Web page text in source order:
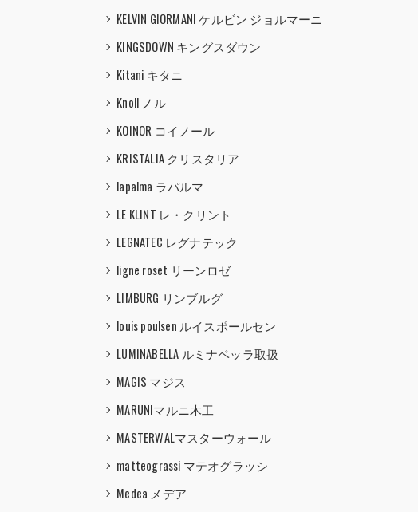
KELVIN GIORMANI ケルビン ジョルマーニ
KINGSDOWN キングスダウン
Kitani キタニ
Knoll ノル
KOINOR コイノール
KRISTALIA クリスタリア
lapalma ラパルマ
LE KLINT レ・クリント
LEGNATEC レグナテック
ligne roset リーンロゼ
LIMBURG リンブルグ
louis poulsen ルイスポールセン
LUMINABELLA ルミナベッラ取扱
MAGIS マジス
MARUNIマルニ木工
MASTERWALマスターウォール
matteograssi マテオグラッシ
Medea メデア